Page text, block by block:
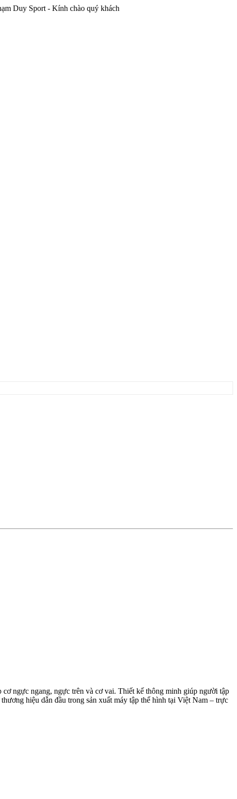
- Kính chào quý khách
ngực ngang, ngực trên và cơ vai. Thiết kế thông minh giúp người tập
hiệu dẫn đầu trong sản xuất máy tập thể hình tại Việt Nam – trực